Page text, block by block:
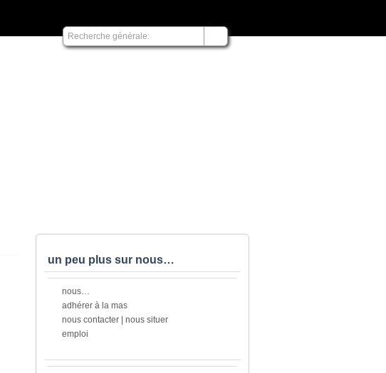
un peu plus sur nous…
nous…
adhérer à la mas
nous contacter | nous situer
emploi